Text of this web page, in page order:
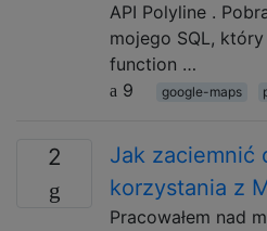
API Polyline .
mojego SQL,
function …
9
google-maps
2
Jak zaciemnić
korzystania z
Pracowałem nad